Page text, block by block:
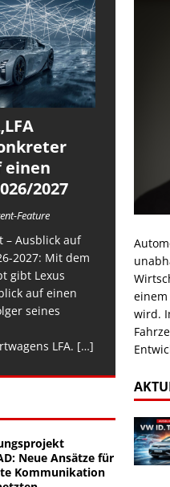
einen
2027
Feature
– Ausblick auf
2027: Mit dem
gibt Lexus
auf einen
seines
LFA. […]
Neue Ansätze für
Kommunikation
wird.